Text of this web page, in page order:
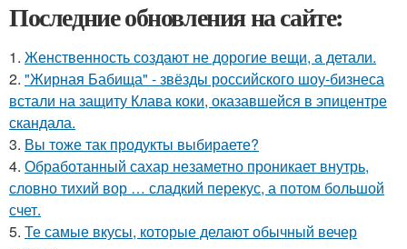
Последние обновления на сайте:
1. Женственность создают не дорогие вещи, а детали.
2. "Жирная Бабища" - звёзды российского шоу-бизнеса
встали на защиту Клава коки, оказавшейся в эпицентре
скандала.
3. Вы тоже так продукты выбираете?
4. Обработанный сахар незаметно проникает внутрь,
словно тихий вор … сладкий перекус, а потом большой
счет.
5. Те самые вкусы, которые делают обычный вечер